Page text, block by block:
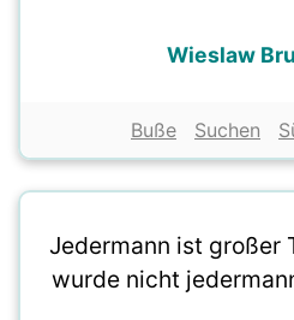
Wieslaw
Buße Suchen
Jedermann ist großer
wurde nicht